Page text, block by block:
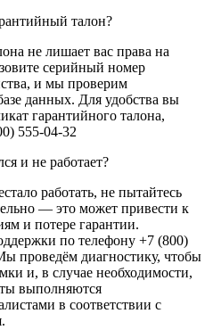
талон?
не лишает вас права на
серийный номер
и мы проверим
данных. Для удобства вы
гарантийного талона,
555-04-32
и не работает?
работать, не пытайтесь
— это может привести к
и потере гарантии.
по телефону +7 (800)
проведём диагностику, чтобы
и, в случае необходимости,
выполняются
в соответствии с